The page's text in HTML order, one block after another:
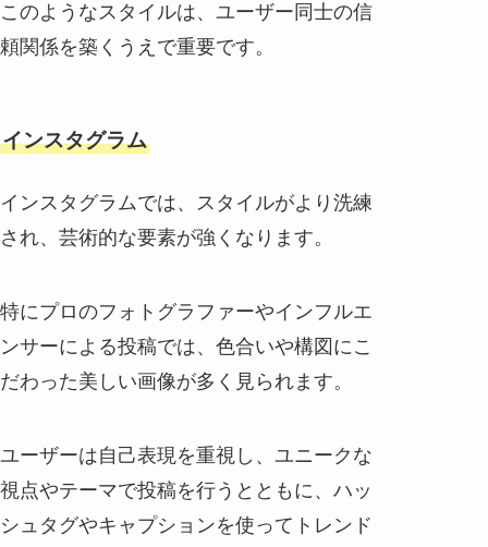
このようなスタイルは、ユーザー同士の信
頼関係を築くうえで重要です。
インスタグラム
インスタグラムでは、スタイルがより洗練
され、芸術的な要素が強くなります。
特にプロのフォトグラファーやインフルエ
ンサーによる投稿では、色合いや構図にこ
だわった美しい画像が多く見られます。
ユーザーは自己表現を重視し、ユニークな
視点やテーマで投稿を行うとともに、ハッ
シュタグやキャプションを使ってトレンド